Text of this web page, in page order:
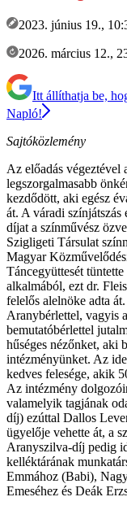
2023. június 19.,
2026. március 12.,
Itt állíthatja be,
Napló!
Sajtóközlemény
Az előadás végeztével
legszorgalmasabb
kezdődött, aki egész
át. A váradi
díjat a színművész
Szigligeti Társulat
Magyar
Táncegyüttesét
alkalmából, ezt dr.
felelős alelnöke adta át.
Aranybérlettel, vagyis
bemutatóbérlettel
hűséges nézőnket, aki
intézményünket. Az
kedves felesége, akik
Az intézmény
valamelyik tagjának
díj) ezúttal Dallos
ügyelője vehette át, a
Aranyszilva-díj pedig
kelléktárának
Emmához (Babi),
Emeséhez és Deák